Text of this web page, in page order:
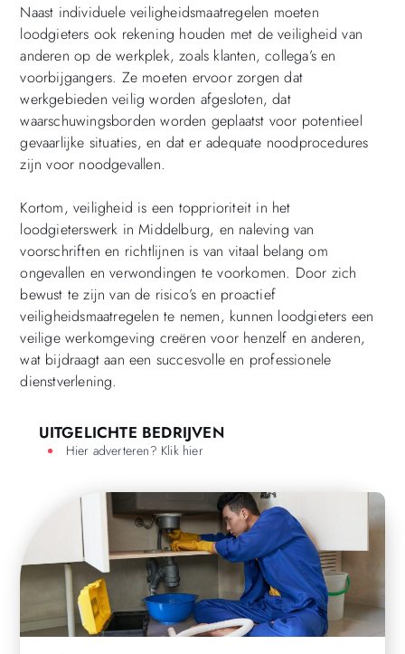
Naast individuele veiligheidsmaatregelen moeten
loodgieters ook rekening houden met de veiligheid van
anderen op de werkplek, zoals klanten, collega’s en
voorbijgangers. Ze moeten ervoor zorgen dat
werkgebieden veilig worden afgesloten, dat
waarschuwingsborden worden geplaatst voor potentieel
gevaarlijke situaties, en dat er adequate noodprocedures
zijn voor noodgevallen.
Kortom, veiligheid is een topprioriteit in het
loodgieterswerk in Middelburg, en naleving van
voorschriften en richtlijnen is van vitaal belang om
ongevallen en verwondingen te voorkomen. Door zich
bewust te zijn van de risico’s en proactief
veiligheidsmaatregelen te nemen, kunnen loodgieters een
veilige werkomgeving creëren voor henzelf en anderen,
wat bijdraagt aan een succesvolle en professionele
dienstverlening.
UITGELICHTE BEDRIJVEN
Hier adverteren? Klik hier